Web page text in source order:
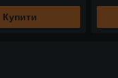
Купити